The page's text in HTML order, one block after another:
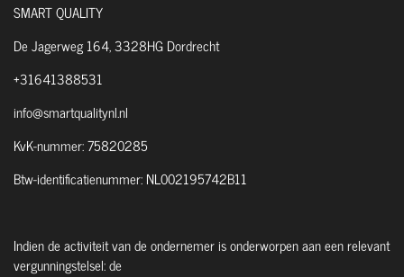
SMART QUALITY
De Jagerweg 164, 3328HG Dordrecht
+31641388531
info@smartqualitynl.nl
KvK-nummer: 75820285
Btw-identificatienummer: NL002195742B11
Indien de activiteit van de ondernemer is onderworpen aan een relevant
vergunningstelsel: de